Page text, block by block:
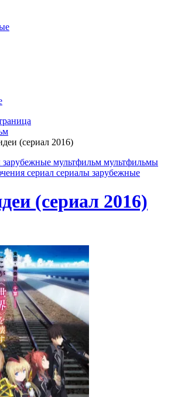
(сериал 2016)
зарубежные мультфильм мультфильмы
сериал сериалы зарубежные
(сериал 2016)